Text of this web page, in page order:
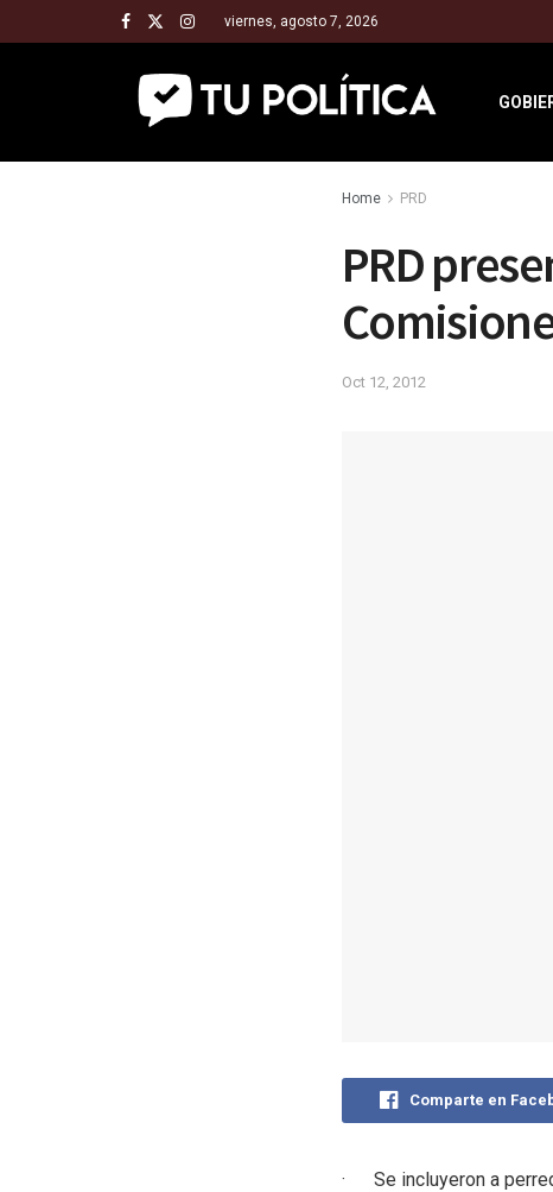
viernes, agosto 7, 2026
Home PRD
PRD
Oct 12, 2012
Comparte en
· Se incluyeron a